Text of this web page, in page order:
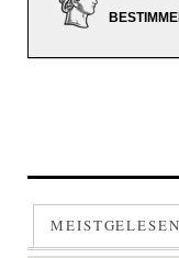
MEISTGELESEN